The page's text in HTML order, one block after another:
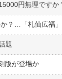
円無理ですか
？…「札仙広福
題
版が登場か